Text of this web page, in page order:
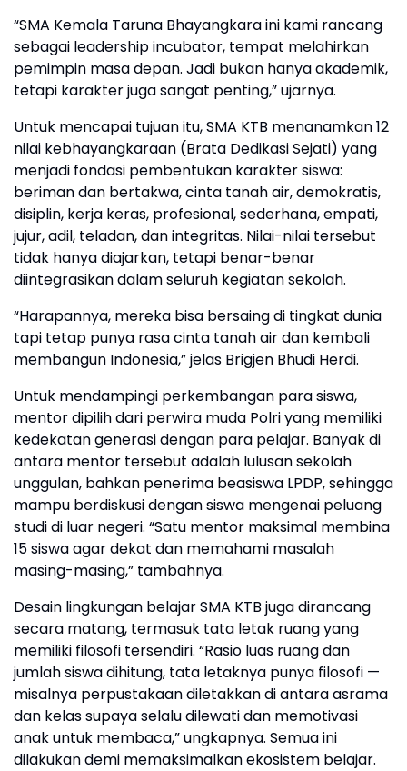
“SMA Kemala Taruna Bhayangkara ini kami rancang
sebagai leadership incubator, tempat melahirkan
pemimpin masa depan. Jadi bukan hanya akademik,
tetapi karakter juga sangat penting,” ujarnya.
Untuk mencapai tujuan itu, SMA KTB menanamkan 12
nilai kebhayangkaraan (Brata Dedikasi Sejati) yang
menjadi fondasi pembentukan karakter siswa:
beriman dan bertakwa, cinta tanah air, demokratis,
disiplin, kerja keras, profesional, sederhana, empati,
jujur, adil, teladan, dan integritas. Nilai-nilai tersebut
tidak hanya diajarkan, tetapi benar-benar
diintegrasikan dalam seluruh kegiatan sekolah.
“Harapannya, mereka bisa bersaing di tingkat dunia
tapi tetap punya rasa cinta tanah air dan kembali
membangun Indonesia,” jelas Brigjen Bhudi Herdi.
Untuk mendampingi perkembangan para siswa,
mentor dipilih dari perwira muda Polri yang memiliki
kedekatan generasi dengan para pelajar. Banyak di
antara mentor tersebut adalah lulusan sekolah
unggulan, bahkan penerima beasiswa LPDP, sehingga
mampu berdiskusi dengan siswa mengenai peluang
studi di luar negeri. “Satu mentor maksimal membina
15 siswa agar dekat dan memahami masalah
masing-masing,” tambahnya.
Desain lingkungan belajar SMA KTB juga dirancang
secara matang, termasuk tata letak ruang yang
memiliki filosofi tersendiri. “Rasio luas ruang dan
jumlah siswa dihitung, tata letaknya punya filosofi —
misalnya perpustakaan diletakkan di antara asrama
dan kelas supaya selalu dilewati dan memotivasi
anak untuk membaca,” ungkapnya. Semua ini
dilakukan demi memaksimalkan ekosistem belajar.